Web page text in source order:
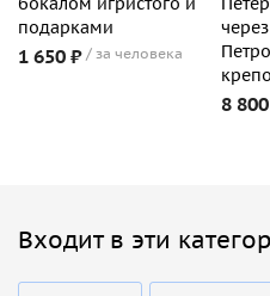
подарками
1 650 ₽ за человека
8
Входит в эти